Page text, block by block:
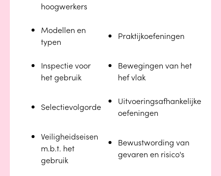
hoogwerkers
Modellen en
typen
Praktijkoefeningen
Inspectie voor
het gebruik
Bewegingen van het
hef vlak
Selectievolgorde
Uitvoeringsafhankelijke
oefeningen
Veiligheidseisen
m.b.t. het
gebruik
Bewustwording van
gevaren en risico's